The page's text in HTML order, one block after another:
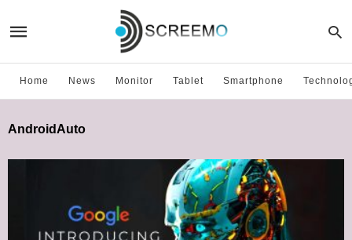
Home News Monitor Tablet Smartphone
AndroidAuto